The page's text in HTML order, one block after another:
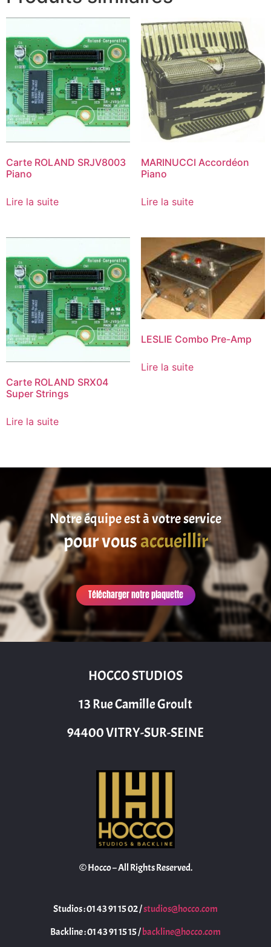
Carte ROLAND SRJV8003
Piano
Lire la suite
MARINUCCI Accordéon
Piano
Lire la suite
Carte ROLAND SRX04
Super Strings
Lire la suite
LESLIE Combo Pre-Amp
Lire la suite
Notre équipe est à votre service
pour vousaccueillir
Télécharger notre plaquette
HOCCO STUDIOS
13 Rue Camille Groult
94400 VITRY-SUR-SEINE
© Hocco – All Rights Reserved.
Studios : 01 43 91 15 02 /studios@hocco.com
Backline : 01 43 91 15 15 /backline@hocco.com